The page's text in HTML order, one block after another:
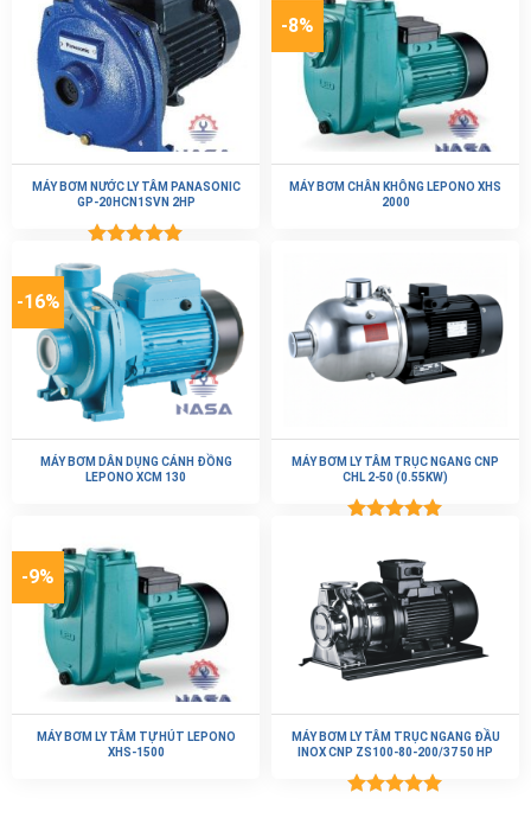
MÁY BƠM NƯỚC LY TÂM PANASONIC
GP-20HCN1SVN 2HP
Được xếp
hạng5.00
5 sao
MÁY BƠM CHÂN KHÔNG LEPONO XHS
2000
-16%
MÁY BƠM DÂN DỤNG CÁNH ĐỒNG
LEPONO XCM 130
MÁY BƠM LY TÂM TRỤC NGANG CNP
CHL 2-50 (0.55KW)
hạng5.00
5 sao
-9%
MÁY BƠM LY TÂM TỰ HÚT LEPONO
XHS-1500
MÁY BƠM LY TÂM TRỤC NGANG ĐẦU
INOX CNP ZS100-80-200/37 50 HP
hạng5.00
5 sao
CÔNG TY TNHH ĐẦU TƯ VÀ THƯƠNG MẠI